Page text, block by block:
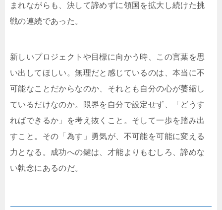
まれながらも、決して諦めずに領国を拡大し続けた挑
戦の連続であった。
新しいプロジェクトや目標に向かう時、この言葉を思
い出してほしい。無理だと感じているのは、本当に不
可能なことだからなのか、それとも自分の心が萎縮し
ているだけなのか。限界を自分で設定せず、「どうす
ればできるか」を考え抜くこと。そして一歩を踏み出
すこと。その「為す」勇気が、不可能を可能に変える
力となる。成功への鍵は、才能よりもむしろ、諦めな
い執念にあるのだ。